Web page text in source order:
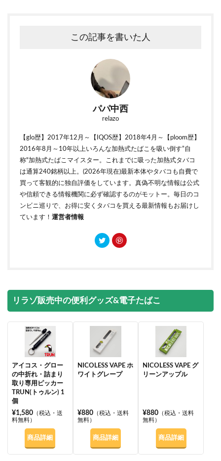
この記事を書いた人
パパ中西
relazo
【glo歴】2017年12月～【IQOS歴】2018年4月～【ploom歴】
2016年8月～10年以上いろんな加熱式たばこを吸い倒す”自
称"加熱式たばこマイスター。これまでに吸った加熱式タバコ
は通算240銘柄以上。(2026年現在)最新本体やタバコも自費で
買って客観的に独自評価をしています。真偽不明な情報は公式
や信頼できる情報機関に必ず確認するのがモットー。毎日のコ
ンビニ巡りで、お得に安くタバコを買える最新情報もお届けし
ています！ 運営者情報
リラゾ販売中の便利グッズ&電子たばこ
アイコス・グロー
の中折れ・詰まり
取り専用ピッカー
TRUN(トゥルン) 1
個
¥1,580 （税込・送
料無料）
商品詳細
NICOLESS VAPE ホ
ワイトグレープ
¥880（税込・送料
無料）
商品詳細
NICOLESS VAPE グ
リーンアップル
¥880 （税込・送料
無料）
商品詳細